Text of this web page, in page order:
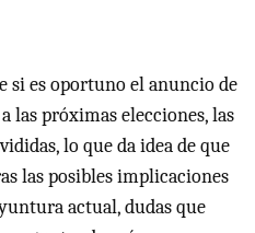
si es oportuno el anuncio de
las próximas elecciones, las
lo que da idea de que
las posibles implicaciones
actual, dudas que